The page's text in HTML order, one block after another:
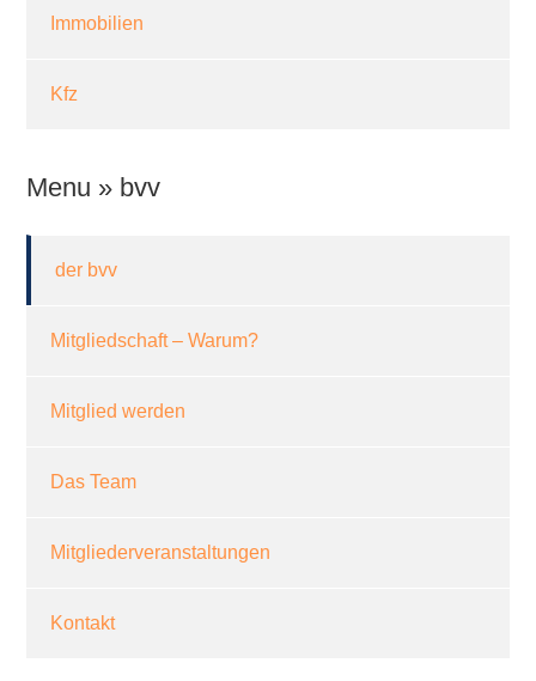
Immobilien
Kfz
Menu » bvv
der bvv
Mitgliedschaft – Warum?
Mitglied werden
Das Team
Mitgliederveranstaltungen
Kontakt